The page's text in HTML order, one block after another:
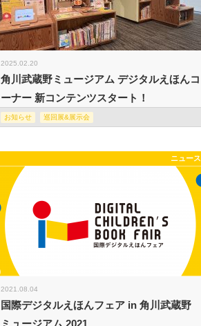
2025.02.20
角川武蔵野ミュージアム デジタルえほんコ
ーナー 新コンテンツスタート！
お知らせ 巡回展&展示会
ニュース
2021.08.04
国際デジタルえほんフェア in 角川武蔵野
ミュージアム 2021